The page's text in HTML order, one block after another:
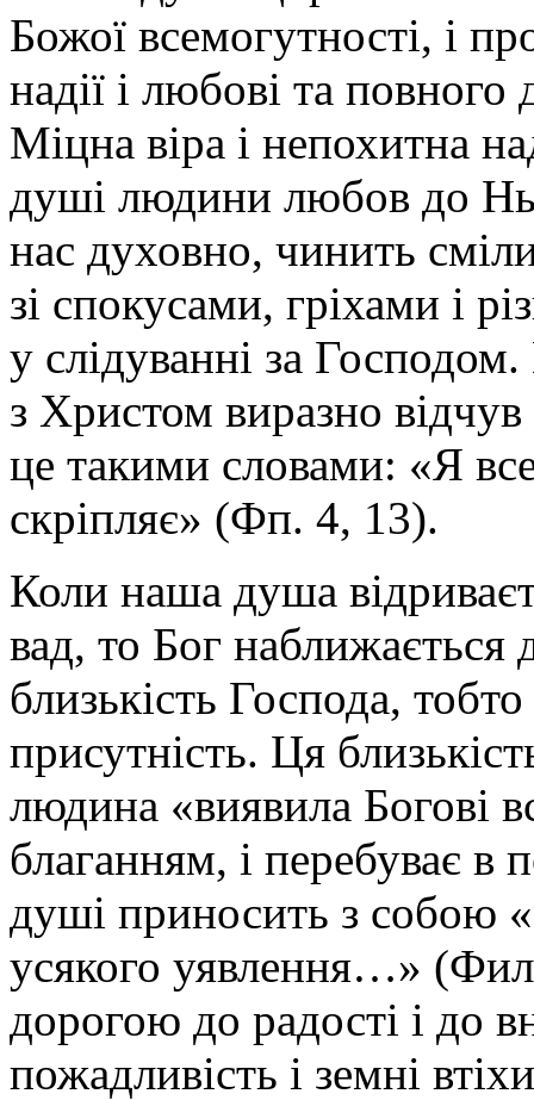
Божої всемогутності, і
надії і любові та
Міцна віра і непохитна
душі людини любов до
нас духовно, чинить
зі спокусами, гріхами і
у слідуванні за
з Христом виразно
це такими словами: «Я
скріпляє» (Фп. 4, 13).
Коли наша душа
вад, то Бог наближається
близькість Господа,
присутність. Ця
людина «виявила Богові
благанням, і перебуває
душі приносить з
усякого уявлення…»
дорогою до радості і до
пожадливість і земні